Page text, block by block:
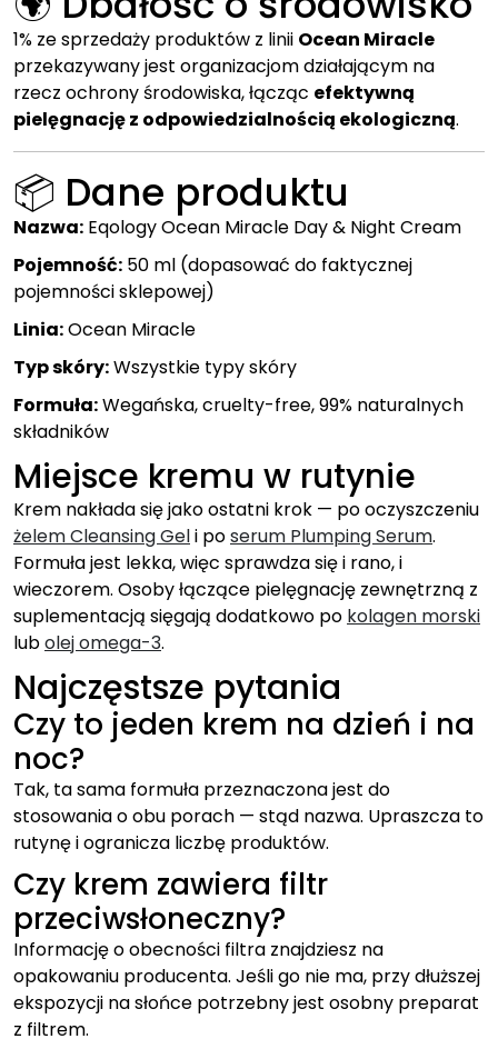
1% ze sprzedaży produktów z linii Ocean Miracle
przekazywany jest organizacjom działającym na
rzecz ochrony środowiska, łącząc efektywną
pielęgnację z odpowiedzialnością ekologiczną.
📦 Dane produktu
Nazwa: Eqology Ocean Miracle Day & Night Cream
Pojemność: 50 ml (dopasować do faktycznej
pojemności sklepowej)
Linia:Ocean Miracle
Typ skóry:Wszystkie typy skóry
Formuła:Wegańska, cruelty-free, 99% naturalnych
składników
Miejsce kremu w rutynie
Krem nakłada się jako ostatni krok — po oczyszczeniu
żelem Cleansing Geli poserum Plumping Serum.
Formuła jest lekka, więc sprawdza się i rano, i
wieczorem. Osoby łączące pielęgnację zewnętrzną z
suplementacją sięgają dodatkowo po kolagen morski
lubolej omega-3.
Najczęstsze pytania
Czy to jeden krem na dzień i na
noc?
Tak, ta sama formuła przeznaczona jest do
stosowania o obu porach — stąd nazwa. Upraszcza to
rutynę i ogranicza liczbę produktów.
Czy krem zawiera filtr
przeciwsłoneczny?
Informację o obecności filtra znajdziesz na
opakowaniu producenta. Jeśli go nie ma, przy dłuższej
ekspozycji na słońce potrzebny jest osobny preparat
z filtrem.